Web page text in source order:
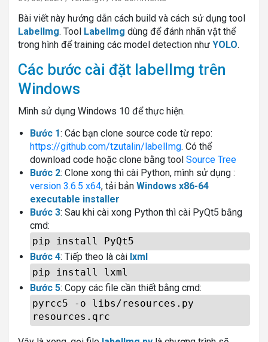
Bài viết này hướng dẫn cách build và cách sử dụng tool
LabelImg. Tool LabelImg dùng để đánh nhãn vật thể
trong hình để training các model detection như YOLO.
Các bước cài đặt labelImg trên
Windows
Mình sử dụng Windows 10 để thực hiện.
Bước 1: Các bạn clone source code từ repo:
https://github.com/tzutalin/labelImg. Có thể
download code hoặc clone bằng tool Source Tree
Bước 2: Clone xong thì cài Python, mình sử dụng :
version 3.6.5 x64, tải bản Windows x86-64
executable installer
Bước 3: Sau khi cài xong Python thì cài PyQt5 bằng
cmd:
pip install PyQt5
Bước 4: Tiếp theo là cài lxml
pip install lxml
Bước 5: Copy các file cần thiết bằng cmd:
pyrcc5 -o libs/resources.py
resources.qrc